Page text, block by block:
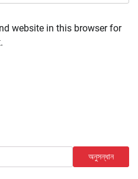
website in this browser for
অনুসন্ধান